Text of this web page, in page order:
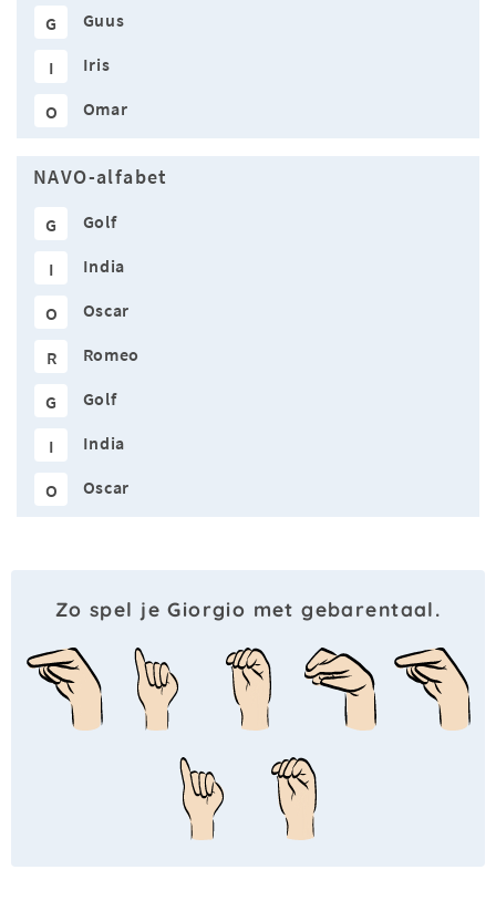
G Guus
I Iris
O Omar
NAVO-alfabet
G Golf
I India
O Oscar
R Romeo
G Golf
I India
O Oscar
Zo spel je Giorgio met gebarentaal.